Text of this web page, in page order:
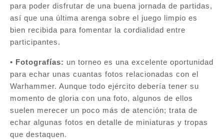
para poder disfrutar de una buena jornada de partidas,
así que una última arenga sobre el juego limpio es
bien recibida para fomentar la cordialidad entre
participantes.
• Fotografías: un torneo es una excelente oportunidad
para echar unas cuantas fotos relacionadas con el
Warhammer. Aunque todo ejército debería tener su
momento de gloria con una foto, algunos de ellos
suelen merecer un poco más de atención; trata de
echar algunas fotos en detalle de miniaturas y tropas
que destaquen.